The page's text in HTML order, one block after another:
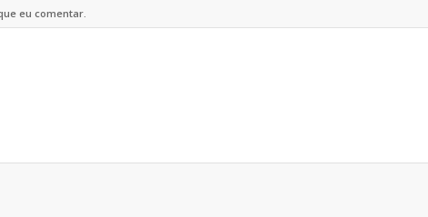
eu comentar.